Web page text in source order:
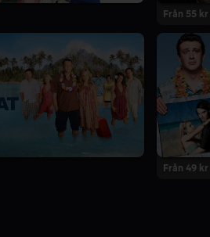
Från 55 kr
Från 49 kr